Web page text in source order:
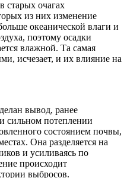
старых очагах
из них изменение
океанической влаги и
поэтому осадки
влажной. Та самая
исчезает, и их влияние на
вывод, ранее
сильном потеплении
состоянием почвы,
Она разделяется на
и усиливаясь по
происходит
выбросов.